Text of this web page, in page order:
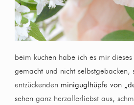
beim kuchen habe ich es mir
gemacht und nicht selbstgebacken,
entzückenden miniguglhüpfe von
sehen ganz herzallerliebst aus,